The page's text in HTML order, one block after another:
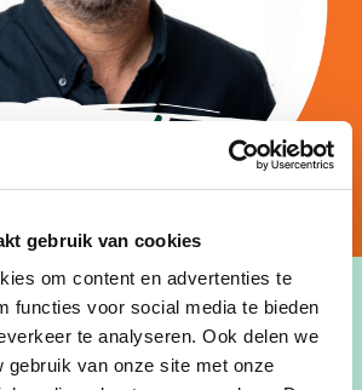
gebruik van cookies
om content en advertenties te
functies voor social media te bieden
te analyseren. Ook delen we
gebruik van onze site met onze